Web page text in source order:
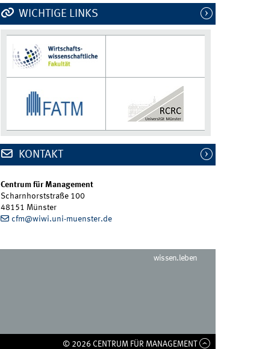
WICHTIGE LINKS
KONTAKT
Centrum für Management
Scharnhorststraße 100
48151 Münster
cfm@wiwi.uni-muenster.de
wissen.leben
© 2026 CENTRUM FÜR MANAGEMENT